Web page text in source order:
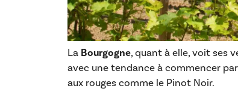
La Bourgogne, quant à elle, voit ses
avec une tendance à commencer
aux rouges comme le Pinot Noir.